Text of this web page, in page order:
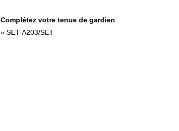
Complétez votre tenue de gardien
» SET-A203/SET